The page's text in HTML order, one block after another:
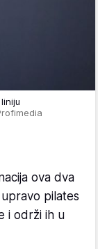
ova dva
pilates
i održi ih u